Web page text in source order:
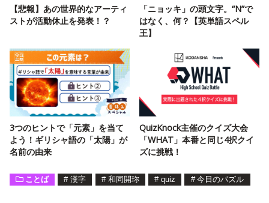
【悲報】あの世界的なアーティ
ストが活動休止を発表！？
「ニョッキ」の頭文字。“N”で
はなく、何？【英単語スペル
王】
3つのヒントで「元素」を当て
よう！ギリシャ語の「太陽」が
名前の由来
QuizKnock主催のクイズ大会
「WHAT」本番と同じ4択クイ
ズに挑戦！
ことば # 漢字 # 和同開珎 # quiz # 今日のパズル